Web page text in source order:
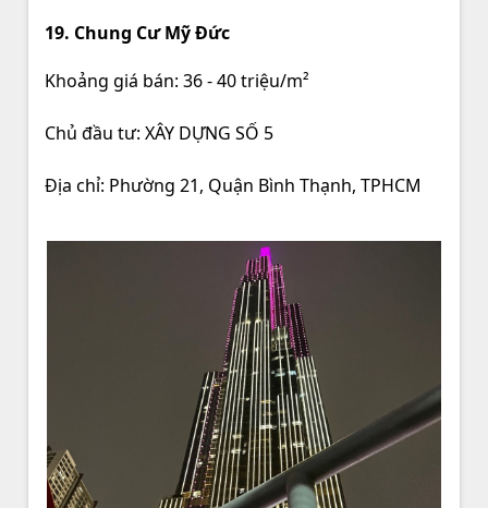
19. Chung Cư Mỹ Đức
Khoảng giá bán: 36 - 40 triệu/m²
Chủ đầu tư: XÂY DỰNG SỐ 5
Địa chỉ: Phường 21, Quận Bình Thạnh, TPHCM